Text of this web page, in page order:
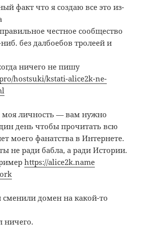
факт что я создаю все это из-
честное сообщество
без далбоебов тролеей и
ничего не пишу
hostsuki/kstati-alice2k-ne-
моя личность — вам нужно
день чтобы прочитать всю
моего фанатства в Интернете.
не ради бабла, а ради Истории.
https://alice2k.name
домен на какой-то
ничего.